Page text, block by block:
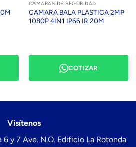
CÁMARAS DE SEGURIDAD
CAMARA BALA PLASTICA 2MP
1080P 4IN1 IP66 IR 20M
COTIZAR
Visítenos
6 y 7 Ave. N.O. Edificio La Rotonda